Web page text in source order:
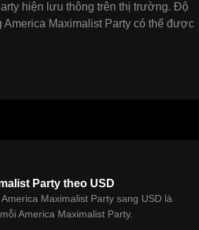
hiện lưu thông trên thị trường. Độ
Maximalist Party có thể được
Party theo USD
Maximalist Party sang USD là
America Maximalist Party.